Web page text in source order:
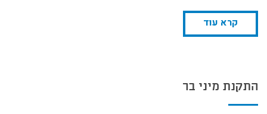
קרא עוד
התקנת מיני בר